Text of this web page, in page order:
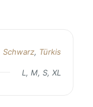
Schwarz, Türkis
L, M, S, XL